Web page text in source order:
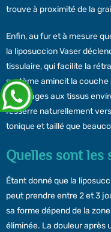
trouve à proximité de la
Enfin, au fur et à mesure
la liposuccion Vaser
tissulaire, qui facilite la
système amincit la
dommages aux tissus
resserre naturellement
tonique et taillé que
Quelles sont les
Étant donné que la
peut prendre entre 2 et 3
sa forme dépend de la
éliminée. La douleur après